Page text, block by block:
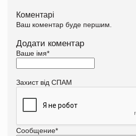
Коментарі
Ваш коментар буде першим.
Додати коментар
Ваше імя*
Захист від СПАМ
Сообщение*